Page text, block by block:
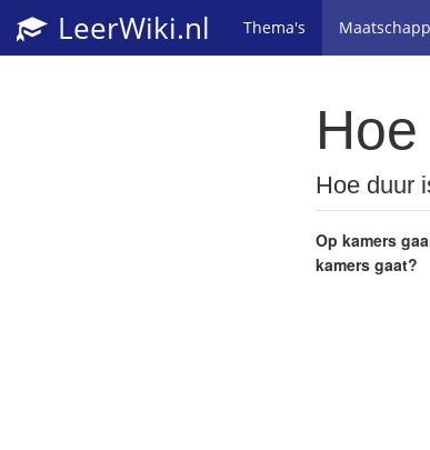
LeerWiki.nl Thema's
Hoe duur
Op kamers
kamers gaat?